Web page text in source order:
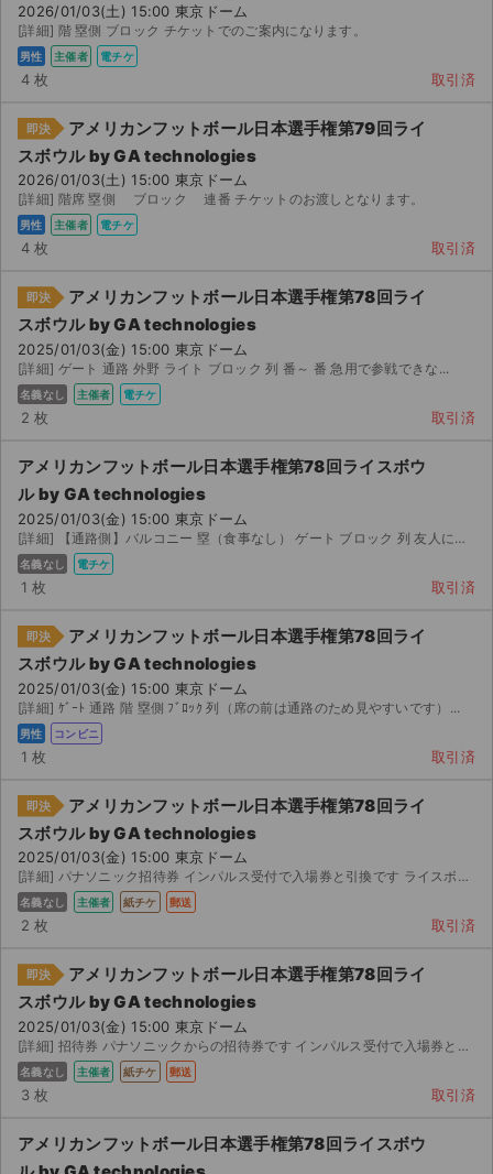
2026/01/03(土) 15:00 東京ドーム
[詳細] 階 塁側 ブロック チケットでのご案内になります。
男性 主催者 電チケ
4 枚 取引済
即決
アメリカンフットボール日本選手権第79回ライ
スボウル by GA technologies
2026/01/03(土) 15:00 東京ドーム
[詳細] 階席 塁側 ブロック 連番 チケットのお渡しとなります。
男性 主催者 電チケ
4 枚 取引済
即決
アメリカンフットボール日本選手権第78回ライ
スボウル by GA technologies
2025/01/03(金) 15:00 東京ドーム
[詳細] ゲート 通路 外野 ライト ブロック 列 番～ 番 急用で参戦できな...
名義なし 主催者 電チケ
2 枚 取引済
アメリカンフットボール日本選手権第78回ライスボウ
ル by GA technologies
2025/01/03(金) 15:00 東京ドーム
[詳細] 【通路側】バルコニー 塁（食事なし） ゲート ブロック 列 友人にチケットをとっても...
名義なし 電チケ
1 枚 取引済
即決
アメリカンフットボール日本選手権第78回ライ
スボウル by GA technologies
2025/01/03(金) 15:00 東京ドーム
[詳細] ｹﾞｰﾄ 通路 階 塁側 ﾌﾞﾛｯｸ 列（席の前は通路のため見やすいです）...
男性 コンビニ
1 枚 取引済
即決
アメリカンフットボール日本選手権第78回ライ
スボウル by GA technologies
2025/01/03(金) 15:00 東京ドーム
[詳細] パナソニック招待券 インパルス受付で入場券と引換です ライスボウル限定 シャツが貰えます
名義なし 主催者 紙チケ 郵送
2 枚 取引済
即決
アメリカンフットボール日本選手権第78回ライ
スボウル by GA technologies
2025/01/03(金) 15:00 東京ドーム
[詳細] 招待券 パナソニックからの招待券です インパルス受付で入場券と引換になります ライスボウル限定...
名義なし 主催者 紙チケ 郵送
3 枚 取引済
アメリカンフットボール日本選手権第78回ライスボウ